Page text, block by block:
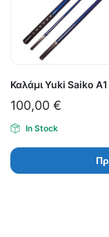
Καλάμι Yuki Saiko
100,00 €
In Stock